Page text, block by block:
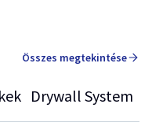
Összes megtekintése
Drywall System